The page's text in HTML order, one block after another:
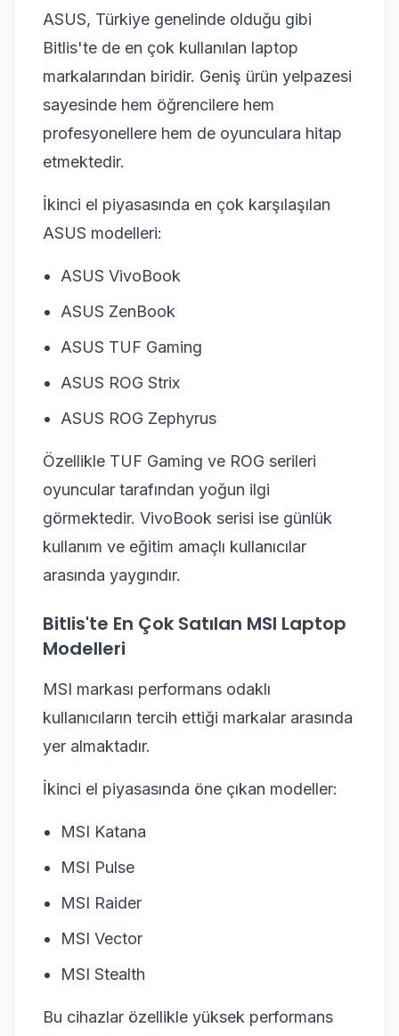
ASUS, Türkiye genelinde olduğu gibi
Bitlis'te de en çok kullanılan laptop
markalarından biridir. Geniş ürün yelpazesi
sayesinde hem öğrencilere hem
profesyonellere hem de oyunculara hitap
etmektedir.
İkinci el piyasasında en çok karşılaşılan
ASUS modelleri:
ASUS VivoBook
ASUS ZenBook
ASUS TUF Gaming
ASUS ROG Strix
ASUS ROG Zephyrus
Özellikle TUF Gaming ve ROG serileri
oyuncular tarafından yoğun ilgi
görmektedir. VivoBook serisi ise günlük
kullanım ve eğitim amaçlı kullanıcılar
arasında yaygındır.
Bitlis'te En Çok Satılan MSI Laptop
Modelleri
MSI markası performans odaklı
kullanıcıların tercih ettiği markalar arasında
yer almaktadır.
İkinci el piyasasında öne çıkan modeller:
MSI Katana
MSI Pulse
MSI Raider
MSI Vector
MSI Stealth
Bu cihazlar özellikle yüksek performans